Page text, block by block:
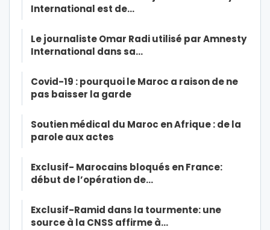
International est de…
Le journaliste Omar Radi utilisé par Amnesty
International dans sa…
Covid-19 : pourquoi le Maroc a raison de ne
pas baisser la garde
Soutien médical du Maroc en Afrique : de la
parole aux actes
Exclusif- Marocains bloqués en France:
début de l’opération de…
Exclusif-Ramid dans la tourmente: une
source à la CNSS affirme à…